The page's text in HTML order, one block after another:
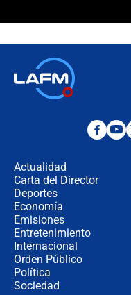
Actualidad
Carta del Director
Deportes
Economía
Emisiones
Entretenimiento
Internacional
Orden Público
Política
Sociedad